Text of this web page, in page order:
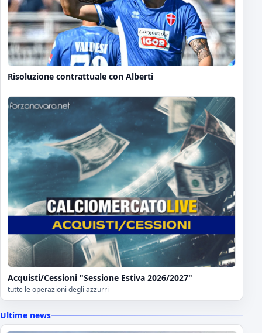
Risoluzione contrattuale con Alberti
Acquisti/Cessioni "Sessione Estiva 2026/2027"
tutte le operazioni degli azzurri
Ultime news